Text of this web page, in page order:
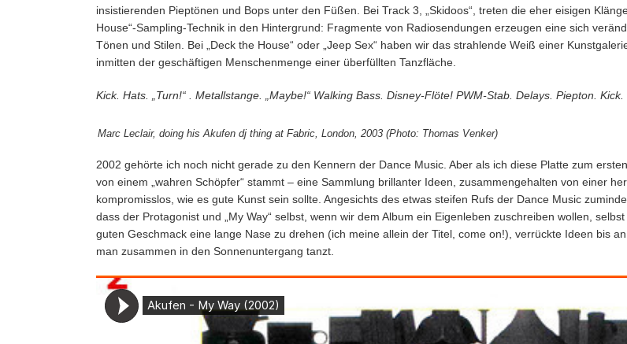
insistierenden Pieptönen und Bops unter den Füßen. Bei Track 3, „Skidoos“, treten die eher eisigen
House“-Sampling-Technik in den Hintergrund: Fragmente von Radiosendungen erzeugen eine sich
Tönen und Stilen. Bei „Deck the House“ oder „Jeep Sex“ haben wir das strahlende Weiß einer
inmitten der geschäftigen Menschenmenge einer überfüllten Tanzfläche.
Kick. Hats. „Turn!“ . Metallstange. „Maybe!“ Walking Bass. Disney-Flöte! PWM-Stab. Delays. Piepton.
Marc Leclair, doing his Akufen dj thing at Fabric, London, 2003 (Photo: Thomas Venker)
2002 gehörte ich noch nicht gerade zu den Kennern der Dance Music. Aber als ich diese Platte zum
von einem „wahren Schöpfer“ stammt – eine Sammlung brillanter Ideen, zusammengehalten von einer
kompromisslos, wie es gute Kunst sein sollte. Angesichts des etwas steifen Rufs der Dance Music
dass der Protagonist und „My Way“ selbst, wenn wir dem Album ein Eigenleben zuschreiben wollen,
guten Geschmack eine lange Nase zu drehen (ich meine allein der Titel, come on!), verrückte Ideen bis
man zusammen in den Sonnenuntergang tanzt.